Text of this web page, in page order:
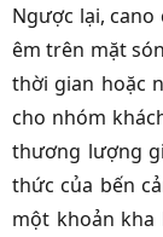
Ngược lại,
êm trên mặt
thời gian hoặc
cho nhóm
thương lượng
thức của bến
một khoản